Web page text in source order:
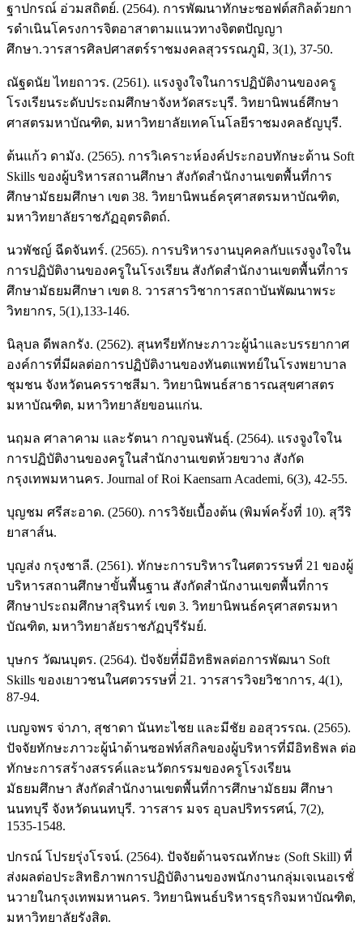
ฐาปกรณ์ อ่วมสถิตย์. (2564). การพัฒนาทักษะซอฟต์สกิลด้วยกา
รดำเนินโครงการจิตอาสาตามแนวทางจิตตปัญญา
ศึกษา.วารสารศิลปศาสตร์ราชมงคลสุวรรณภูมิ, 3(1), 37-50.
ณัฐดนัย ไทยถาวร. (2561). แรงจูงใจในการปฏิบัติงานของครู
โรงเรียนระดับประถมศึกษาจังหวัดสระบุรี. วิทยานิพนธ์ศึกษา
ศาสตรมหาบัณฑิต, มหาวิทยาลัยเทคโนโลยีราชมงคลธัญบุรี.
ต้นแก้ว ดามัง. (2565). การวิเคราะห์องค์ประกอบทักษะด้าน Soft
Skills ของผู้บริหารสถานศึกษา สังกัดสำนักงานเขตพื้นที่การ
ศึกษามัธยมศึกษา เขต 38. วิทยานิพนธ์ครุศาสตรมหาบัณฑิต,
มหาวิทยาลัยราชภัฏอุตรดิตถ์.
นวพัชญ์ ฉีดจันทร์. (2565). การบริหารงานบุคคลกับแรงจูงใจใน
การปฏิบัติงานของครูในโรงเรียน สังกัดสำนักงานเขตพื้นที่การ
ศึกษามัธยมศึกษา เขต 8. วารสารวิชาการสถาบันพัฒนาพระ
วิทยากร, 5(1),133-146.
นิลุบล ดีพลกรัง. (2562). สุนทรียทักษะภาวะผู้นำและบรรยากาศ
องค์การที่มีผลต่อการปฏิบัติงานของทันตแพทย์ในโรงพยาบาล
ชุมชน จังหวัดนครราชสีมา. วิทยานิพนธ์สาธารณสุขศาสตร
มหาบัณฑิต, มหาวิทยาลัยขอนแก่น.
นฤมล ศาลาคาม และรัตนา กาญจนพันธุ์. (2564). แรงจูงใจใน
การปฏิบัติงานของครูในสำนักงานเขตห้วยขวาง สังกัด
กรุงเทพมหานคร. Journal of Roi Kaensarn Academi, 6(3), 42-55.
บุญชม ศรีสะอาด. (2560). การวิจัยเบื้องต้น (พิมพ์ครั้งที่ 10). สุวีริ
ยาสาส์น.
บุญส่ง กรุงชาลี. (2561). ทักษะการบริหารในศตวรรษที่ 21 ของผู้
บริหารสถานศึกษาขั้นพื้นฐาน สังกัดสำนักงานเขตพื้นที่การ
ศึกษาประถมศึกษาสุรินทร์ เขต 3. วิทยานิพนธ์ครุศาสตรมหา
บัณฑิต, มหาวิทยาลัยราชภัฏบุรีรัมย์.
บุษกร วัฒนบุตร. (2564). ปัจจัยที่่มีอิทธิพลต่อการพัฒนา Soft
Skills ของเยาวชนในศตวรรษที่่ 21. วารสารวิจยวิชาการ, 4(1),
87-94.
เบญจพร จ่าภา, สุชาดา นันทะไชย และมีชัย ออสุวรรณ. (2565).
ปัจจัยทักษะภาวะผู้นำด้านซอฟท์สกิลของผู้บริหารที่มีอิทธิพล ต่อ
ทักษะการสร้างสรรค์และนวัตกรรมของครูโรงเรียน
มัธยมศึกษา สังกัดสำนักงานเขตพื้นที่การศึกษามัธยม ศึกษา
นนทบุรี จังหวัดนนทบุรี. วารสาร มจร อุบลปริทรรศน์, 7(2),
1535-1548.
ปกรณ์ โปรยรุ่งโรจน์. (2564). ปัจจัยด้านจรณทักษะ (Soft Skill) ที่
ส่งผลต่อประสิทธิภาพการปฏิบัติงานของพนักงานกลุ่มเจเนอเรชั่
นวายในกรุงเทพมหานคร. วิทยานิพนธ์บริหารธุรกิจมหาบัณฑิต,
มหาวิทยาลัยรังสิต.